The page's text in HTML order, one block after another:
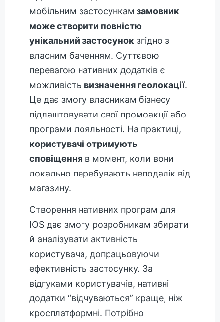
мобільним застосункам замовник
може створити повністю
унікальний застосунок згідно з
власним баченням. Суттєвою
перевагою нативних додатків є
можливість визначення геолокації.
Це дає змогу власникам бізнесу
підлаштовувати свої промоакції або
програми лояльності. На практиці,
користувачі отримують
сповіщення в момент, коли вони
локально перебувають неподалік від
магазину.
Створення нативних програм для
IOS дає змогу розробникам збирати
й аналізувати активність
користувача, допрацьовуючи
ефективність застосунку. За
відгуками користувачів, нативні
додатки “відчуваються” краще, ніж
кросплатформні. Потрібно